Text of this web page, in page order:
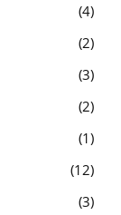
4
2
3
2
1
12
3